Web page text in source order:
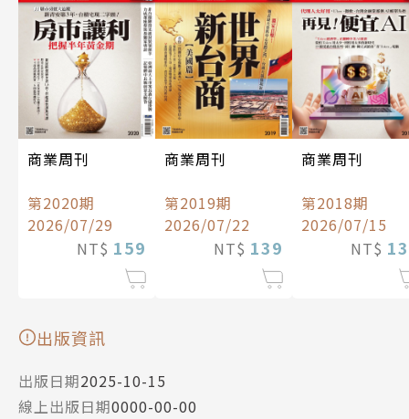
商業周刊
第2020期
2026/07/29
NT$ 159
商業周刊
第2019期
2026/07/22
NT$ 139
商業周刊
第2018期
2026/07/15
NT$
出版資訊
出版日期2025-10-15
線上出版日期0000-00-00